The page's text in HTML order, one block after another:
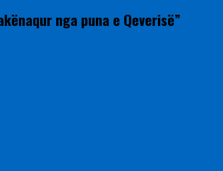
nga puna e Qeverisë”